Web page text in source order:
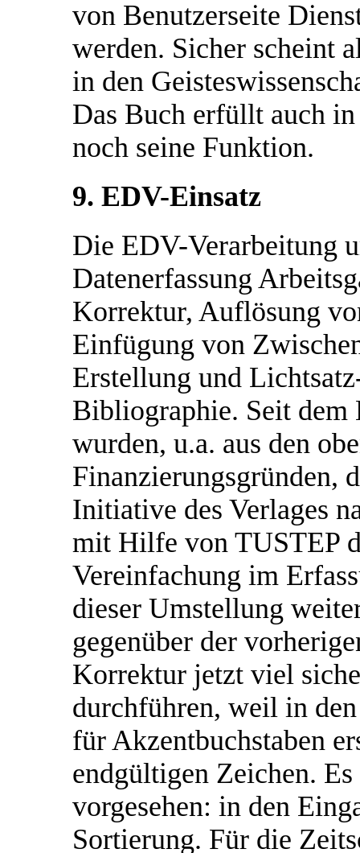
von Benutzerseite
werden. Sicher scheint
in den
Das Buch erfüllt auch
noch seine Funktion.
9. EDV-Einsatz
Die EDV-Verarbeitung
Datenerfassung
Korrektur, Auflösung
Einfügung von
Erstellung und
Bibliographie. Seit dem
wurden, u.a. aus den
Finanzierungsgründen,
Initiative des Verlages
mit Hilfe von TUSTEP
Vereinfachung im
dieser Umstellung
gegenüber der
Korrektur jetzt viel
durchführen, weil in
für Akzentbuchstaben
endgültigen Zeichen.
vorgesehen: in den
Sortierung. Für die